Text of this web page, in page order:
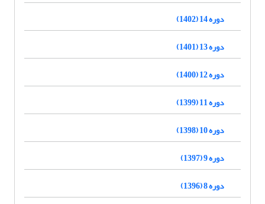
دوره 14 (1402)
دوره 13 (1401)
دوره 12 (1400)
دوره 11 (1399)
دوره 10 (1398)
دوره 9 (1397)
دوره 8 (1396)